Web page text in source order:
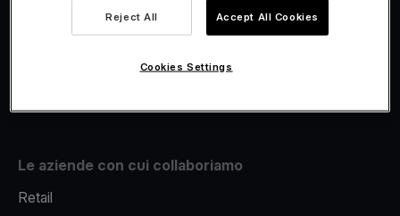
Fiscalizzazione
Le aziende con cui collaboriamo
Retail
Reject All Accept All Cookies
Cookies Settings